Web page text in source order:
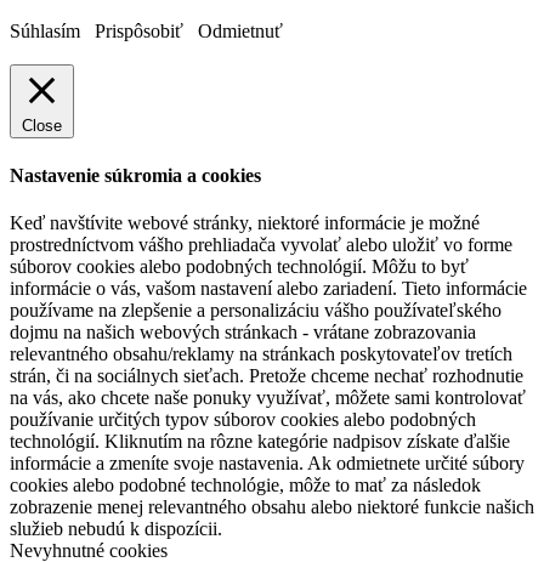
Súhlasím Prispôsobiť Odmietnuť
Close
Nastavenie súkromia a cookies
Keď navštívite webové stránky, niektoré informácie je možné
prostredníctvom vášho prehliadača vyvolať alebo uložiť vo forme
súborov cookies alebo podobných technológií. Môžu to byť
informácie o vás, vašom nastavení alebo zariadení. Tieto informácie
používame na zlepšenie a personalizáciu vášho používateľského
dojmu na našich webových stránkach - vrátane zobrazovania
relevantného obsahu/reklamy na stránkach poskytovateľov tretích
strán, či na sociálnych sieťach. Pretože chceme nechať rozhodnutie
na vás, ako chcete naše ponuky využívať, môžete sami kontrolovať
používanie určitých typov súborov cookies alebo podobných
technológií. Kliknutím na rôzne kategórie nadpisov získate ďalšie
informácie a zmeníte svoje nastavenia. Ak odmietnete určité súbory
cookies alebo podobné technológie, môže to mať za následok
zobrazenie menej relevantného obsahu alebo niektoré funkcie našich
služieb nebudú k dispozícii.
Nevyhnutné cookies